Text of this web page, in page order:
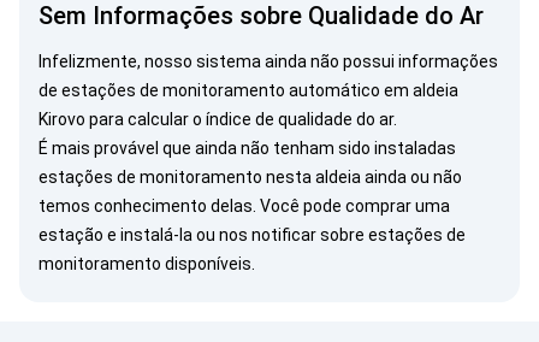
Sem Informações sobre Qualidade do Ar
Infelizmente, nosso sistema ainda não possui informações
de estações de monitoramento automático em aldeia
Kirovo para calcular o índice de qualidade do ar.
É mais provável que ainda não tenham sido instaladas
estações de monitoramento nesta aldeia ainda ou não
temos conhecimento delas. Você pode comprar uma
estação e instalá-la ou nos notificarsobre estações de
monitoramento disponíveis.